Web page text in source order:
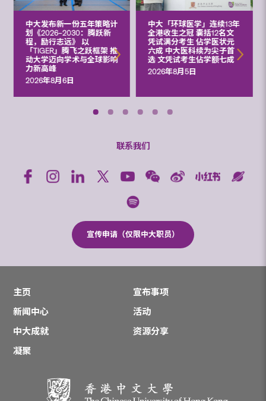
中大发布新一份五年策略计
划《2026‒2030：腾跃新
程，励行志远》 以
「TIGER」腾飞之跃框架 推
动大学迈向学术与全球影响
力新高峰
2026年8月6日
中大「环球医学」连续13年
全港收生之冠 囊括12名文
凭试满分考生 佔学医状元
六成 中大医科续为尖子首
选 文凭试考生佔学额七成
2026年8月5日
联系我们
宣传申请（仅限中大职员）
主页
宣布事项
新闻中心
活动
中大成就
资源分享
凝聚